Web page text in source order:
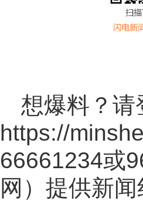
想爆料？
https://
66661234或
网 ）提供新